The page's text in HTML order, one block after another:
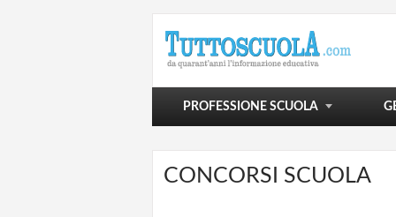
PROFESSIONE SCUOLA
POLITICA SCOLASTICA
VIVERE LA SCUOLA
SCUOLA E OLTRE
CONCORSI SCUOLA